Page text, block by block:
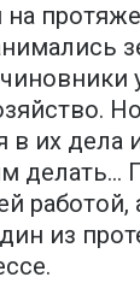
их дела
делать…
из